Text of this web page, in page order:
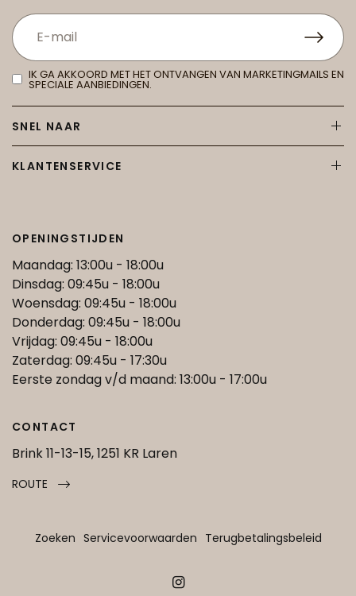
IK GA AKKOORD MET HET ONTVANGEN VAN MARKETINGMAILS EN
SPECIALE AANBIEDINGEN.
SNEL NAAR
KLANTENSERVICE
OPENINGSTIJDEN
Maandag: 13:00u - 18:00u
Dinsdag: 09:45u - 18:00u
Woensdag: 09:45u - 18:00u
Donderdag: 09:45u - 18:00u
Vrijdag: 09:45u - 18:00u
Zaterdag: 09:45u - 17:30u
Eerste zondag v/d maand: 13:00u - 17:00u
CONTACT
Brink 11-13-15, 1251 KR Laren
ROUTE
Zoeken Servicevoorwaarden Terugbetalingsbeleid